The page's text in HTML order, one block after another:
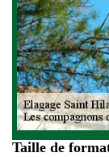
Taille de